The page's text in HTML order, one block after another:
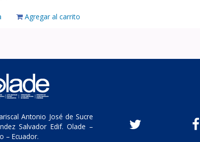
Agregar al carrito
Antonio José de Sucre
Salvador Edif. Olade –
– Ecuador.